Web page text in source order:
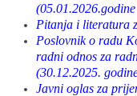
Pitanja i literatura
Poslovnik o radu
radni odnos za
(30.12.2025.
Javni oglas za